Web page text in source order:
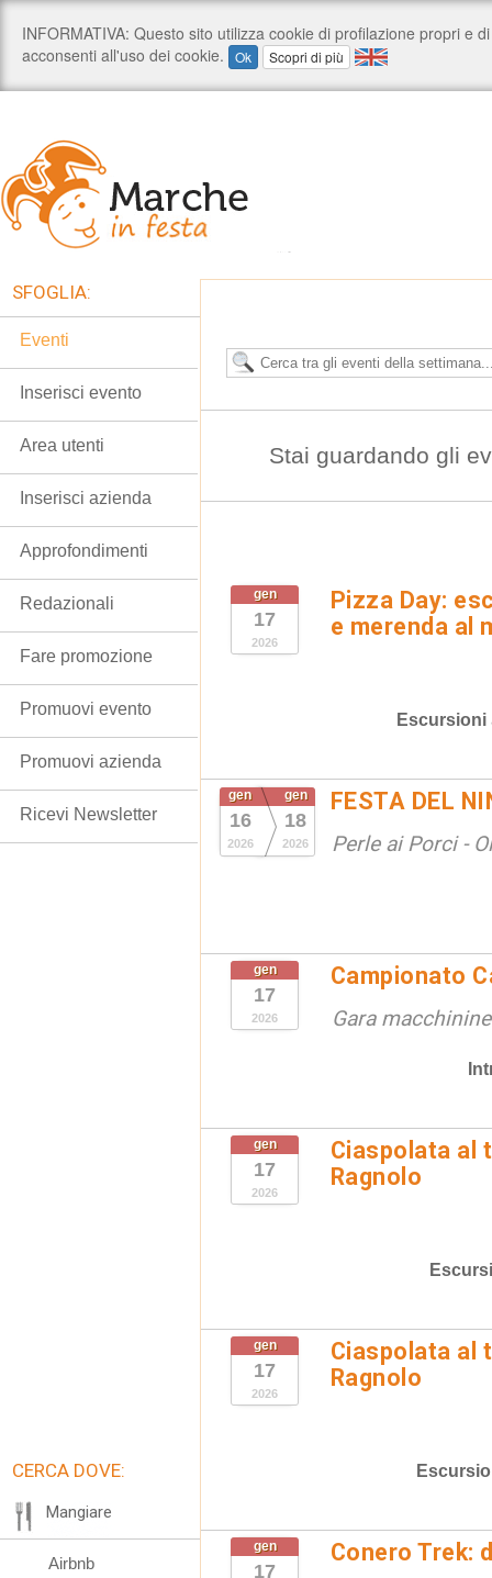
Stai guardando gli
gen
17
2026
Pizza Day:
e merenda al
Escursioni
gen
16
2026
gen
18
2026
FESTA DEL
Perle ai Porci -
gen
17
2026
Campionato
Gara
gen
17
2026
Ciaspolata al
Ragnolo
gen
17
2026
Ciaspolata al
Ragnolo
gen
17
Conero Trek:
SFOGLIA:
Eventi
Inserisci evento
Area utenti
Inserisci azienda
Approfondimenti
Redazionali
Fare promozione
Promuovi evento
Promuovi azienda
Ricevi Newsletter
CERCA DOVE:
Mangiare
Airbnb